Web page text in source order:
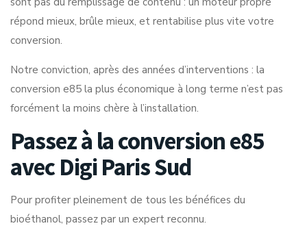
répond mieux, brûle mieux, et rentabilise plus vite votre
conversion.
Notre conviction, après des années d’interventions : la
conversion e85 la plus économique à long terme n’est pas
forcément la moins chère à l’installation.
Passez à la conversion e85
avec Digi Paris Sud
Pour profiter pleinement de tous les bénéfices du
bioéthanol, passez par un expert reconnu.